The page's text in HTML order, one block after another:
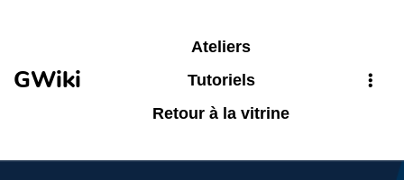
GWiki
Ateliers
Tutoriels
Retour à la vitrine